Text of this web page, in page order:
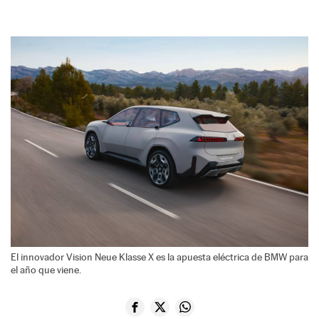
El innovador Vision Neue Klasse X es la apuesta eléctrica de BMW para
el año que viene.